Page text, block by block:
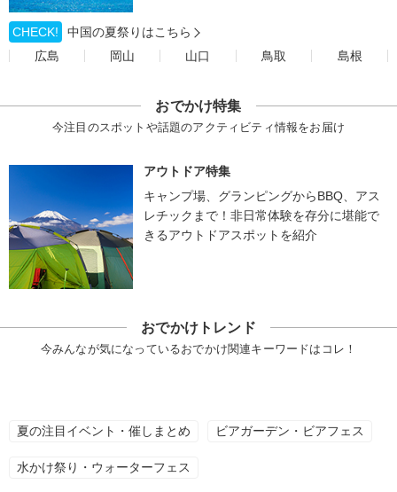
CHECK!
中国の夏祭りはこちら
広島
岡山 山口 鳥取 島根
おでかけ特集
今注目のスポットや話題のアクティビティ情報をお届け
アウトドア特集
キャンプ場、グランピングからBBQ、アス
レチックまで！非日常体験を存分に堪能で
きるアウトドアスポットを紹介
おでかけトレンド
今みんなが気になっているおでかけ関連キーワードはコレ！
夏の注目イベント・催しまとめ ビアガーデン・ビアフェス
水かけ祭り・ウォーターフェス